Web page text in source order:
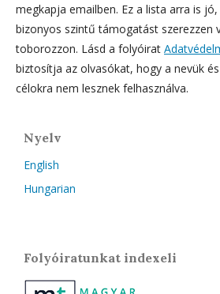
megkapja emailben. Ez a lista arra is
bizonyos szintű támogatást szerezzen
toborozzon. Lásd a folyóirat
biztosítja az olvasókat, hogy a nevük
célokra nem lesznek felhasználva.
Nyelv
English
Hungarian
Folyóiratunkat indexeli